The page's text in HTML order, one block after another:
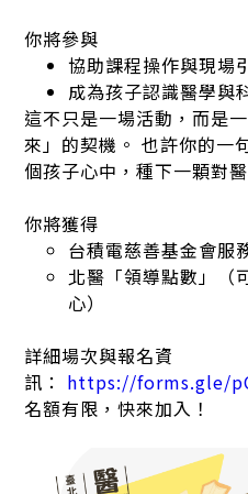
你將參與
協助課程操作與現場
成為孩子認識醫學與
這不只是一場活動，而是
來」的契機。 也許你的一
個孩子心中，種下一顆對
你將獲得
台積電慈善基金會服
北醫「領導點數」（
心）
詳細場次與報名資
訊： https://forms.gle/
名額有限，快來加入！